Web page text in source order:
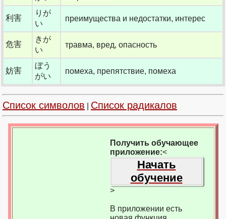
利害
りが
い
преимущества и недостатки, интерес
危害
きが
い
травма, вред, опасность
妨害
ぼう
がい
помеха, препятствие, помеха
Список символов Список радикалов
Получить обучающее
приложение:<
Начать
обучение
>
В приложении есть